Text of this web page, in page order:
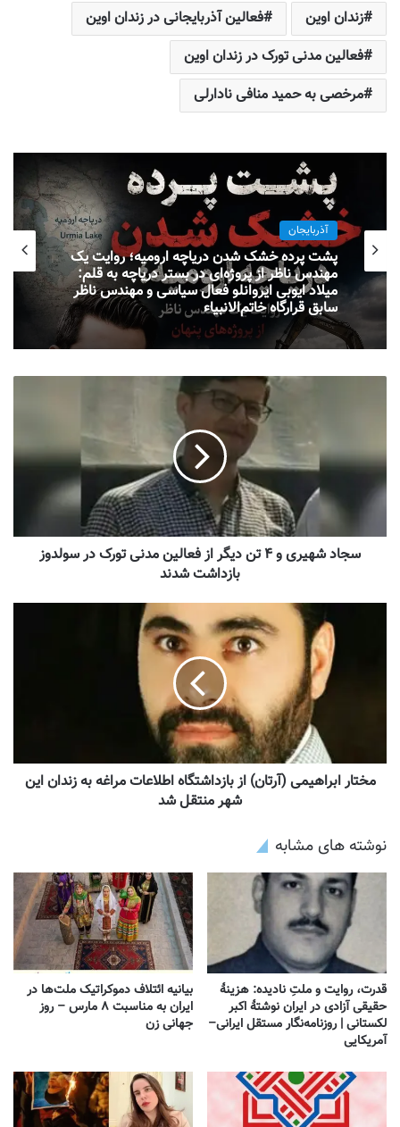
زندان اوین
فعالین آذربایجانی در زندان اوین
فعالین مدنی تورک در زندان اوین
مرخصی به حمید منافی نادارلی
آذربایجان
پشت پرده خشک شدن دریاچه ارومیه؛ روایت یک
مهندس ناظر از پروژه‌ای در بستر دریاچه به قلم:
میلاد ایوبی ایروانلو فعال سیاسی و مهندس ناظر
سابق قرارگاه خاتم‌الانبیاء
سجاد شهیری و ۴ تن دیگر از فعالین مدنی تورک در سولدوز
بازداشت شدند
مختار ابراهیمی (آرتان) از بازداشتگاه اطلاعات مراغه به زندان این
شهر منتقل شد
نوشته های مشابه
قدرت، روایت و ملتِ نادیده: هزینهٔ
حقیقی آزادی در ایران نوشتهٔ اکبر
لکستانی | روزنامه‌نگار مستقل ایرانی–
آمریکایی
بیانیه ائتلاف دموکراتیک ملت‌ها در
ایران به مناسبت ۸ مارس – روز
جهانی زن